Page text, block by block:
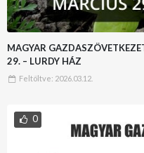
MAGYAR
29. – LURDY HÁZ
Feltöltve: 2026.03.12.
0